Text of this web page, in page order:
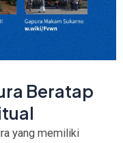
Beratap
yang memiliki